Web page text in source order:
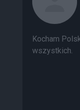
Kocham
wszystkich.